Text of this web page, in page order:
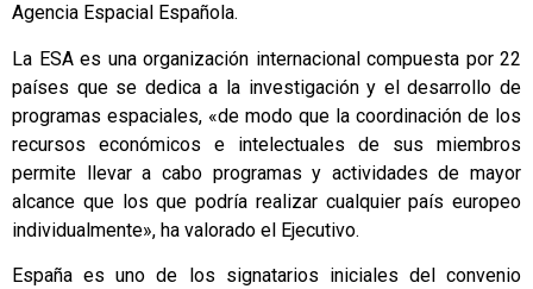
Agencia Espacial Española.
La ESA es una organización internacional compuesta por 22
países que se dedica a la investigación y el desarrollo de
programas espaciales, «de modo que la coordinación de los
recursos económicos e intelectuales de sus miembros
permite llevar a cabo programas y actividades de mayor
alcance que los que podría realizar cualquier país europeo
individualmente», ha valorado el Ejecutivo.
España es uno de los signatarios iniciales del convenio